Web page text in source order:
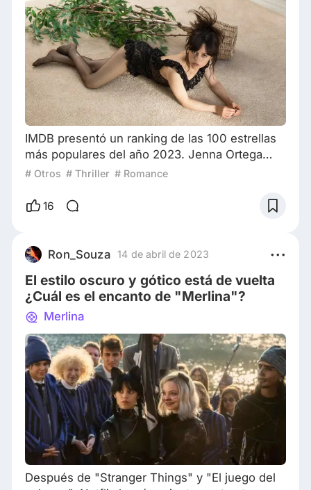
IMDB presentó un ranking de las 100 estrellas
más populares del año 2023. Jenna Ortega
quedó ubicada el cuarto lugar, ¡un gran logro
septiembre del año 2002! Esto la convierte en
que tomó por sorpresa a Hollywood. Hace
unos años interpretó el papel de una chica
# Otros # Thriller # Romance
16
Ron_Souza 14 de abril de 2023
El estilo oscuro y gótico está de vuelta
¿Cuál es el encanto de "Merlina"?
Merlina
Después de "Stranger Things" y "El juego del